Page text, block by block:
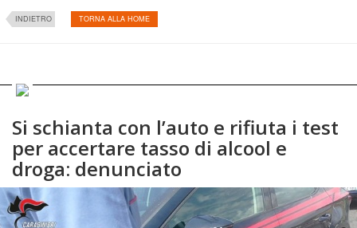
INDIETRO TORNA ALLA HOME
Si schianta con l’auto e rifiuta i test
per accertare tasso di alcool e
droga: denunciato